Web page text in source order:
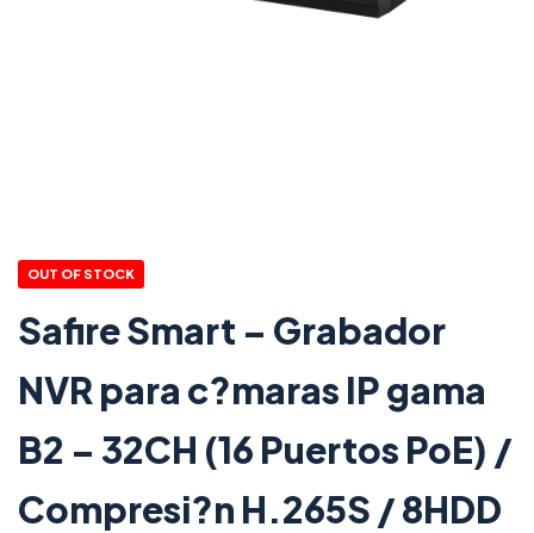
OUT OF STOCK
Safire Smart – Grabador
NVR para c?maras IP gama
B2 – 32CH (16 Puertos PoE) /
Compresi?n H.265S / 8HDD